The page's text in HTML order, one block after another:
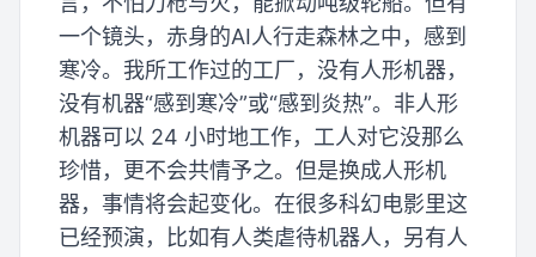
一个镜头，赤身的AI人行走森林之中，感到
寒冷。我所工作过的工厂，没有人形机器，
没有机器“感到寒冷”或“感到炎热”。非人形
机器可以 24 小时地工作，工人对它没那么
珍惜，更不会共情予之。但是换成人形机
器，事情将会起变化。在很多科幻电影里这
已经预演，比如有人类虐待机器人，另有人